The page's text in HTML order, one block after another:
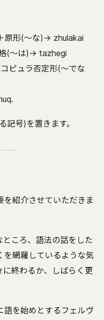
形(～な)→ zhulakai
(～は)→ tazhegi
ュラ否定形(～でな
記号)を置きます。
紹介させていただきま
ころ、語法の話をした
を網羅しているような気
終わるか、しばらく更
語を始めとするフェルヴ